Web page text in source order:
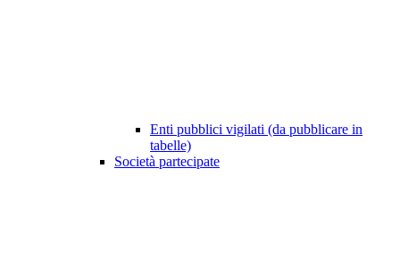
Enti pubblici vigilati (da pubblicare in
tabelle)
Società partecipate